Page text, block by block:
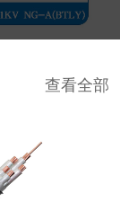
查看全部